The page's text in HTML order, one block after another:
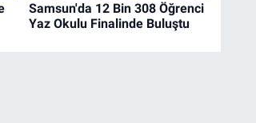
Samsun'da 12 Bin 308 Öğrenci
Yaz Okulu Finalinde Buluştu